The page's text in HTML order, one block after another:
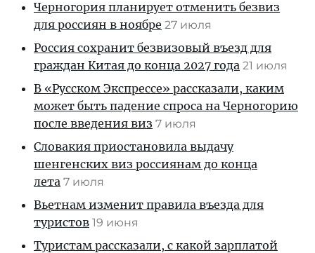
Черногория планирует отменить безвиз
для россиян в ноябре 27 июля
Россия сохранит безвизовый въезд для
граждан Китая до конца 2027 года 21 июля
В «Русском Экспрессе» рассказали, каким
может быть падение спроса на Черногорию
после введения виз 7 июля
Словакия приостановила выдачу
шенгенских виз россиянам до конца
лета 7 июля
Вьетнам изменит правила въезда для
туристов 19 июня
Туристам рассказали, с какой зарплатой